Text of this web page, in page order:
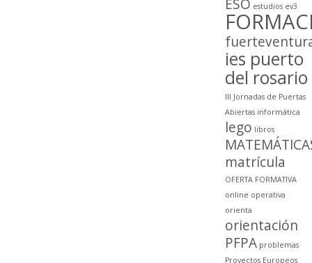
ESO estudios ev3
ies puerto
del rosario
III Jornadas de Puertas
Abiertas informática
lego libros
matrícula
OFERTA FORMATIVA
online operativa
orienta
orientación
PFPA problemas
Proyectos Europeos